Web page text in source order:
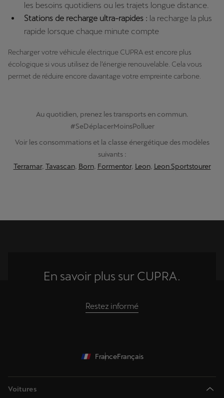
les besoins quotidiens ou les trajets longue distance.
Stations de recharge ultra-rapides : la recharge la plus
rapide lorsque chaque minute compte
Recharger votre véhicule électrique CUPRA est encore plus
écologique si vous utilisez de l’énergie renouvelable. Cela vous
permet de réduire encore davantage votre empreinte carbone.
Au quotidien, prenez les transports en commun.
#SeDéplacerMoinsPolluer
Voir les consommations et la classe énergétique des modèles
suivants :
Terramar, Tavascan, Born, Formentor, Leon, Leon Sportstourer
En savoir plus sur CUPRA.
Restez informé
FranceFrançais
Voitures